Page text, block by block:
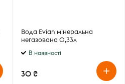
Вода Evian мінеральна
негазована 0,33л
В наявності
30 ₴